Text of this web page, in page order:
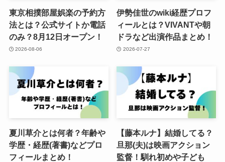
東京相撲部屋娯楽の予約方
法とは？公式サイトか電話
のみ？8月12日オープン！
2026-08-06
伊勢佳世のwiki経歴プロフ
ィールとは？VIVANTや朝
ドラなど出演作品まとめ！
2026-07-27
夏川草介とは何者？年齢や
学歴・経歴(著書)などプロ
フィールまとめ！
【藤本ルナ】結婚してる？
旦那(夫)は映画アクション
監督！馴れ初めや子ども